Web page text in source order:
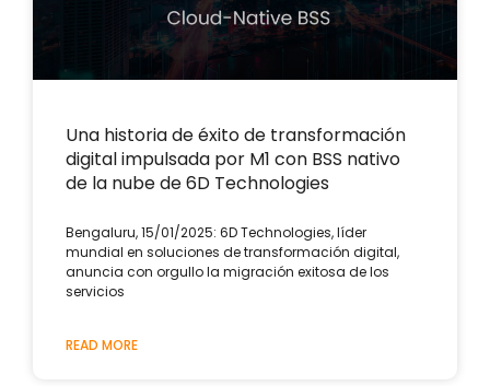
Una historia de éxito de transformación
digital impulsada por M1 con BSS nativo
de la nube de 6D Technologies
Bengaluru, 15/01/2025: 6D Technologies, líder
mundial en soluciones de transformación digital,
anuncia con orgullo la migración exitosa de los
servicios
READ MORE